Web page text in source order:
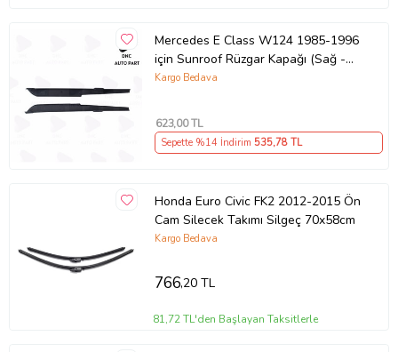
Mercedes E Class W124 1985-1996
için Sunroof Rüzgar Kapağı (Sağ -
Sol)
Kargo Bedava
623,00 TL
Sepette %14 İndirim 535,78 TL
Honda Euro Civic FK2 2012-2015 Ön
Cam Silecek Takımı Silgeç 70x58cm
Kargo Bedava
766,20 TL
81,72 TL'den Başlayan Taksitlerle